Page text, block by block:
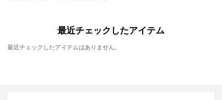
最近チェックしたアイテム
最近チェックしたアイテムはありません。